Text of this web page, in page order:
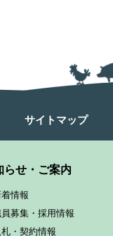
サイトマップ
らせ・ご案内
着情報
募集・採用情報
札・契約情報